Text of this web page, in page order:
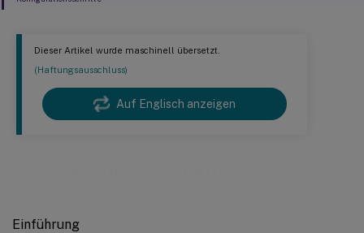
Dieser Artikel wurde maschinell übersetzt.
(Haftungsausschluss)
Auf Englisch anzeigen
Einführung